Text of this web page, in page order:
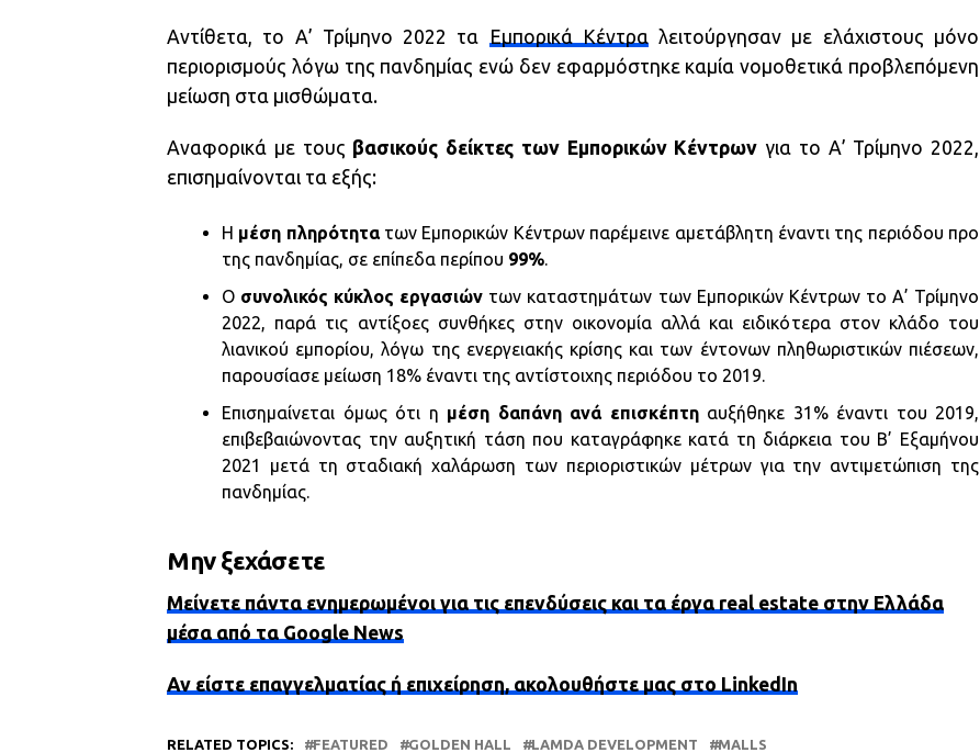
Αντίθετα, το Α’ Τρίμηνο 2022 τα Εμπορικά Κέντρα λειτούργησαν με ελάχιστους μόνο
περιορισμούς λόγω της πανδημίας ενώ δεν εφαρμόστηκε καμία νομοθετικά προβλεπόμενη
μείωση στα μισθώματα.
Αναφορικά με τους βασικούς δείκτες των Εμπορικών Κέντρων για το Α’ Τρίμηνο 2022,
επισημαίνονται τα εξής:
Η μέση πληρότητατων Εμπορικών Κέντρων παρέμεινε αμετάβλητη έναντι της περιόδου προ
της πανδημίας, σε επίπεδα περίπου 99%.
Ο συνολικός κύκλος εργασιών των καταστημάτων των Εμπορικών Κέντρων το Α’ Τρίμηνο
2022, παρά τις αντίξοες συνθήκες στην οικονομία αλλά και ειδικότερα στον κλάδο του
λιανικού εμπορίου, λόγω της ενεργειακής κρίσης και των έντονων πληθωριστικών πιέσεων,
παρουσίασε μείωση 18% έναντι της αντίστοιχης περιόδου το 2019.
Επισημαίνεται όμως ότι η μέση δαπάνη ανά επισκέπτηαυξήθηκε 31% έναντι του 2019,
επιβεβαιώνοντας την αυξητική τάση που καταγράφηκε κατά τη διάρκεια του Β’ Εξαμήνου
2021 μετά τη σταδιακή χαλάρωση των περιοριστικών μέτρων για την αντιμετώπιση της
πανδημίας.
Μην ξεχάσετε
Μείνετε πάντα ενημερωμένοι για τις επενδύσεις και τα έργα real estate στην Ελλάδα
μέσα από τα Google News
Αν είστε επαγγελματίας ή επιχείρηση, ακολουθήστε μας στο LinkedIn
RELATED TOPICS: FEATURED GOLDEN HALL LAMDA DEVELOPMENT
MALLS